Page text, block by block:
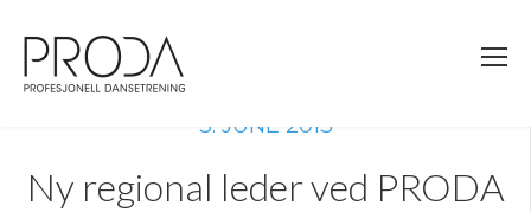
sidens
hovedinnhold
3. JUNE 2013
Ny regional leder ved PRODA